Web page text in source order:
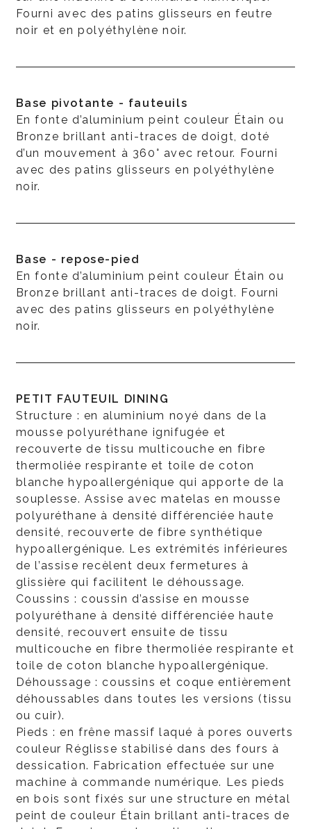
Fourni avec des patins glisseurs en feutre
noir et en polyéthylène noir.
Base pivotante - fauteuils
En fonte d’aluminium peint couleur Étain ou
Bronze brillant anti-traces de doigt, doté
d’un mouvement à 360° avec retour. Fourni
avec des patins glisseurs en polyéthylène
noir.
Base - repose-pied
En fonte d’aluminium peint couleur Étain ou
Bronze brillant anti-traces de doigt. Fourni
avec des patins glisseurs en polyéthylène
noir.
PETIT FAUTEUIL DINING
Structure : en aluminium noyé dans de la
mousse polyuréthane ignifugée et
recouverte de tissu multicouche en fibre
thermoliée respirante et toile de coton
blanche hypoallergénique qui apporte de la
souplesse. Assise avec matelas en mousse
polyuréthane à densité différenciée haute
densité, recouverte de fibre synthétique
hypoallergénique. Les extrémités inférieures
de l’assise recèlent deux fermetures à
glissière qui facilitent le déhoussage.
Coussins : coussin d’assise en mousse
polyuréthane à densité différenciée haute
densité, recouvert ensuite de tissu
multicouche en fibre thermoliée respirante et
toile de coton blanche hypoallergénique.
Déhoussage : coussins et coque entièrement
déhoussables dans toutes les versions (tissu
ou cuir).
Pieds : en frêne massif laqué à pores ouverts
couleur Réglisse stabilisé dans des fours à
dessication. Fabrication effectuée sur une
machine à commande numérique. Les pieds
en bois sont fixés sur une structure en métal
peint de couleur Étain brillant anti-traces de